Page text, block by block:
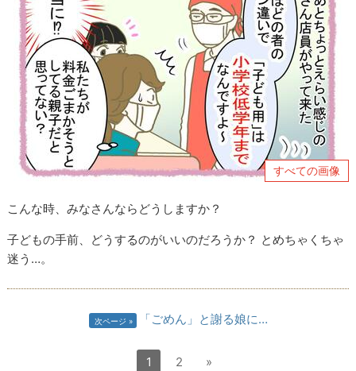
すべての画像
こんな時、みなさんならどうしますか？
子どもの手前、どうするのがいいのだろうか？ とめちゃくちゃ
迷う…。
次ページ 「ごめん」と謝る娘に…
1 2 »